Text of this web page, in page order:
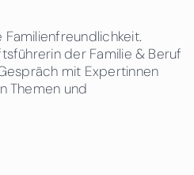
der Familie & Beruf
mit Expertinnen
Themen und